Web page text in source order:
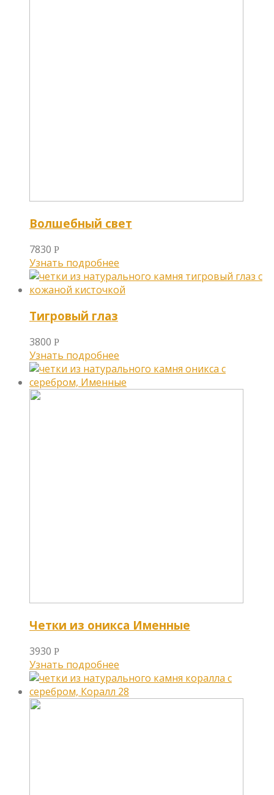
Волшебный свет
7830 Р
Узнать подробнее
Тигровый глаз
3800 Р
Узнать подробнее
Четки из оникса Именные
3930 Р
Узнать подробнее